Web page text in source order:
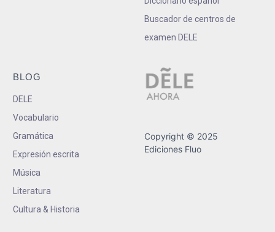
Buscador de centros de
examen DELE
BLOG
DELE
Vocabulario
Gramática
Expresión escrita
Música
Literatura
Cultura & Historia
Copyright © 2025
Ediciones Fluo